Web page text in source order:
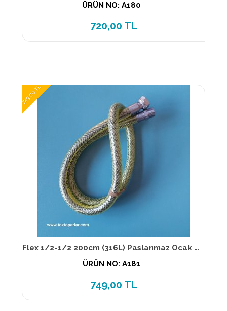
ÜRÜN NO: A180
720,00 TL
749,00 TL
Flex 1/2-1/2 200cm (316L) Paslanmaz Ocak Flexi TS EN 14800
ÜRÜN NO: A181
749,00 TL